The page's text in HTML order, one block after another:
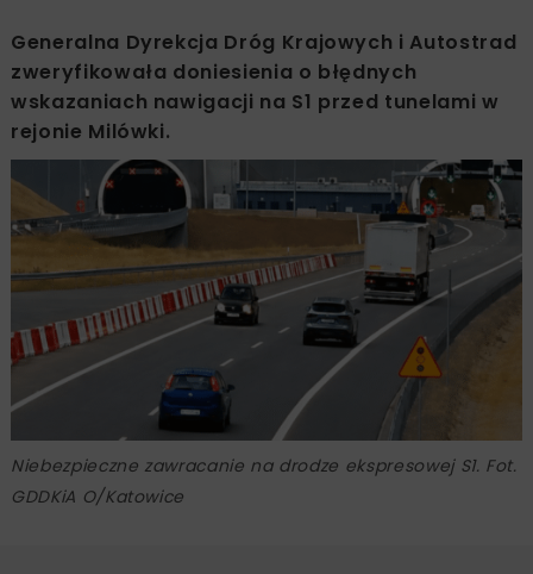
Generalna Dyrekcja Dróg Krajowych i Autostrad
zweryfikowała doniesienia o błędnych
wskazaniach nawigacji na S1 przed tunelami w
rejonie Milówki.
Niebezpieczne zawracanie na drodze ekspresowej S1. Fot.
GDDKiA O/Katowice